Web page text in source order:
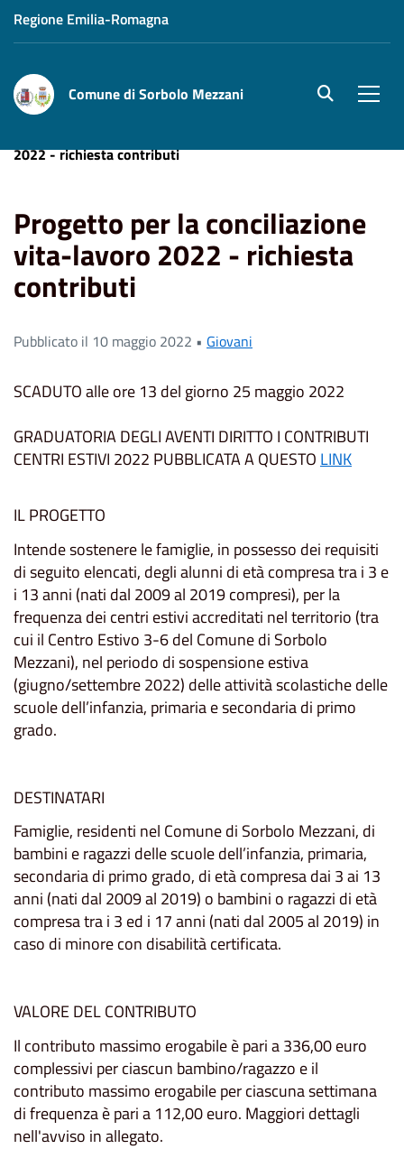
Regione Emilia-Romagna
Comune di Sorbolo Mezzani site.searc
2022 - richiesta contributi
Progetto per la conciliazione
vita-lavoro 2022 - richiesta
contributi
Pubblicato il 10 maggio 2022 • Giovani
SCADUTO alle ore 13 del giorno 25 maggio 2022
GRADUATORIA DEGLI AVENTI DIRITTO I CONTRIBUTI
CENTRI ESTIVI 2022 PUBBLICATA A QUESTO LINK
IL PROGETTO
Intende sostenere le famiglie, in possesso dei requisiti
di seguito elencati, degli alunni di età compresa tra i 3 e
i 13 anni (nati dal 2009 al 2019 compresi), per la
frequenza dei centri estivi accreditati nel territorio (tra
cui il Centro Estivo 3-6 del Comune di Sorbolo
Mezzani), nel periodo di sospensione estiva
(giugno/settembre 2022) delle attività scolastiche delle
scuole dell’infanzia, primaria e secondaria di primo
grado.
DESTINATARI
Famiglie, residenti nel Comune di Sorbolo Mezzani, di
bambini e ragazzi delle scuole dell’infanzia, primaria,
secondaria di primo grado, di età compresa dai 3 ai 13
anni (nati dal 2009 al 2019) o bambini o ragazzi di età
compresa tra i 3 ed i 17 anni (nati dal 2005 al 2019) in
caso di minore con disabilità certificata.
VALORE DEL CONTRIBUTO
Il contributo massimo erogabile è pari a 336,00 euro
complessivi per ciascun bambino/ragazzo e il
contributo massimo erogabile per ciascuna settimana
di frequenza è pari a 112,00 euro. Maggiori dettagli
nell'avviso in allegato.